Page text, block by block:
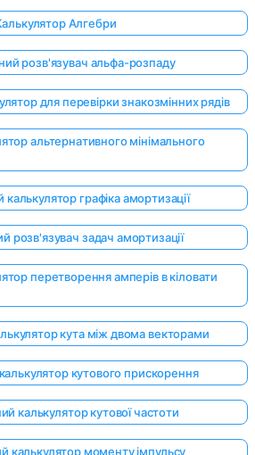
Алгебри
розв'язувач альфа-розпаду
для перевірки знакозмінних рядів
альтернативного мінімального
графіка амортизації
розв'язувач задач амортизації
перетворення амперів в кіловати
кута між двома векторами
кутового прискорення
калькулятор кутової частоти
калькулятор моменту імпульсу